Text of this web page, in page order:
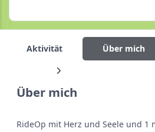
Aktivität Über mich
Über mich
RideOp mit Herz und Seele und 1